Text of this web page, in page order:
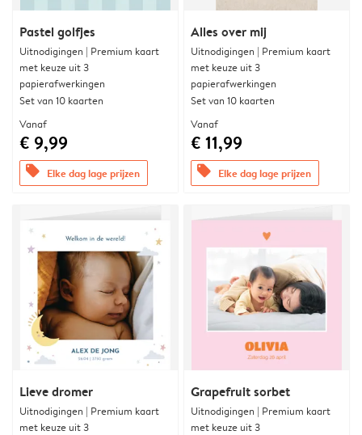
Pastel golfjes
Uitnodigingen | Premium kaart
met keuze uit 3
papierafwerkingen
Set van 10 kaarten
Vanaf
€ 9,99
offers Elke dag lage prijzen
Alles over mij
Uitnodigingen | Premium kaart
met keuze uit 3
papierafwerkingen
Set van 10 kaarten
Vanaf
€ 11,99
offers Elke dag lage prijzen
Lieve dromer
Uitnodigingen | Premium kaart
met keuze uit 3
Grapefruit sorbet
Uitnodigingen | Premium kaart
met keuze uit 3